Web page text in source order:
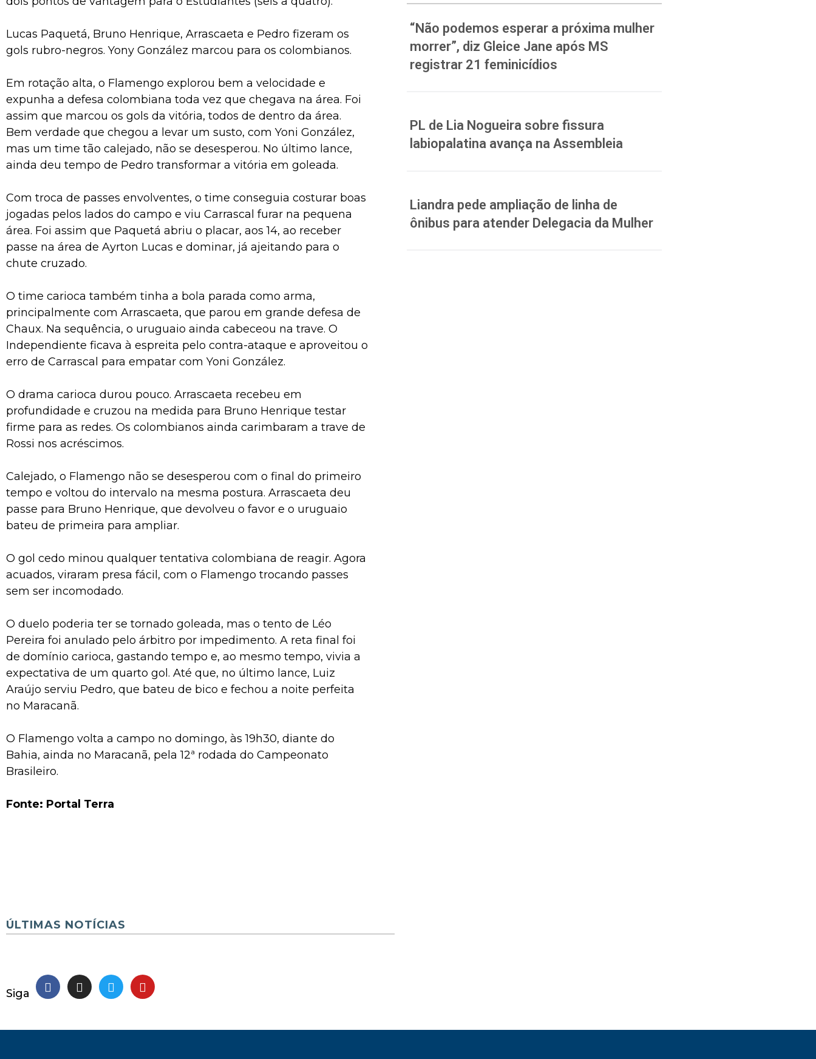
Lucas Paquetá, Bruno Henrique, Arrascaeta e Pedro fizeram os
gols rubro-negros. Yony González marcou para os colombianos.
Em rotação alta, o Flamengo explorou bem a velocidade e
expunha a defesa colombiana toda vez que chegava na área. Foi
assim que marcou os gols da vitória, todos de dentro da área.
Bem verdade que chegou a levar um susto, com Yoni González,
mas um time tão calejado, não se desesperou. No último lance,
ainda deu tempo de Pedro transformar a vitória em goleada.
Com troca de passes envolventes, o time conseguia costurar boas
jogadas pelos lados do campo e viu Carrascal furar na pequena
área. Foi assim que Paquetá abriu o placar, aos 14, ao receber
passe na área de Ayrton Lucas e dominar, já ajeitando para o
chute cruzado.
O time carioca também tinha a bola parada como arma,
principalmente com Arrascaeta, que parou em grande defesa de
Chaux. Na sequência, o uruguaio ainda cabeceou na trave. O
Independiente ficava à espreita pelo contra-ataque e aproveitou o
erro de Carrascal para empatar com Yoni González.
O drama carioca durou pouco. Arrascaeta recebeu em
profundidade e cruzou na medida para Bruno Henrique testar
firme para as redes. Os colombianos ainda carimbaram a trave de
Rossi nos acréscimos.
Calejado, o Flamengo não se desesperou com o final do primeiro
tempo e voltou do intervalo na mesma postura. Arrascaeta deu
passe para Bruno Henrique, que devolveu o favor e o uruguaio
bateu de primeira para ampliar.
O gol cedo minou qualquer tentativa colombiana de reagir. Agora
acuados, viraram presa fácil, com o Flamengo trocando passes
sem ser incomodado.
O duelo poderia ter se tornado goleada, mas o tento de Léo
Pereira foi anulado pelo árbitro por impedimento. A reta final foi
de domínio carioca, gastando tempo e, ao mesmo tempo, vivia a
expectativa de um quarto gol. Até que, no último lance, Luiz
Araújo serviu Pedro, que bateu de bico e fechou a noite perfeita
no Maracanã.
O Flamengo volta a campo no domingo, às 19h30, diante do
Bahia, ainda no Maracanã, pela 12ª rodada do Campeonato
Brasileiro.
Fonte: Portal Terra
“Não podemos esperar a próxima mulher
morrer”, diz Gleice Jane após MS
registrar 21 feminicídios
PL de Lia Nogueira sobre fissura
labiopalatina avança na Assembleia
Liandra pede ampliação de linha de
ônibus para atender Delegacia da Mulher
ÚLTIMAS NOTÍCIAS
Siga